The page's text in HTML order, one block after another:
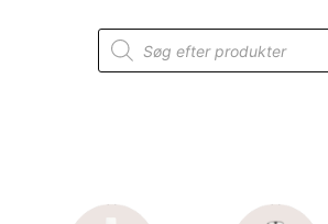
Products
search